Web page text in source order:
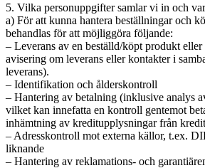
5. Vilka personuppgifter samlar vi in och
a) För att kunna hantera beställningar och
behandlas för att möjliggöra följande:
– Leverans av en beställd/köpt produkt
avisering om leverans eller kontakter i
leverans).
– Identifikation och ålderskontroll
– Hantering av betalning (inklusive analys
vilket kan innefatta en kontroll gentemot
inhämtning av kreditupplysningar från
– Adresskontroll mot externa källor, t.ex.
liknande
– Hantering av reklamations- och